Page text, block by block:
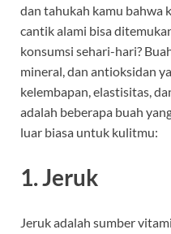
dan tahukah kamu bahwa
cantik alami bisa
konsumsi sehari-hari?
mineral, dan antioksidan
kelembapan, elastisitas,
adalah beberapa buah
luar biasa untuk kulitmu:
1.Jeruk
Jeruk adalah sumber